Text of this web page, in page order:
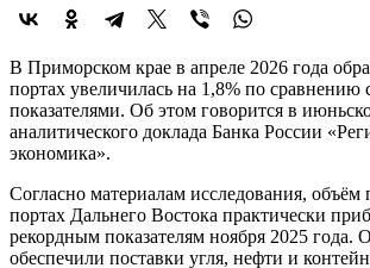
В Приморском крае в апреле 2026 года
портах увеличилась на 1,8% по сравнению
показателями. Об этом говорится в
аналитического доклада Банка России
экономика».
Согласно материалам исследования, объём
портах Дальнего Востока практически
рекордным показателям ноября 2025 года.
обеспечили поставки угля, нефти и